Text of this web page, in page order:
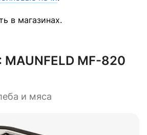
в магазинах.
MAUNFELD MF-820
и мяса